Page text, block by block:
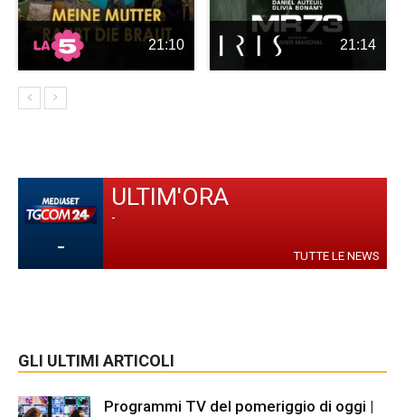
21:10 21:14
-
ULTIM'ORA
-
TUTTE LE NEWS
GLI ULTIMI ARTICOLI
Programmi TV del pomeriggio di oggi |